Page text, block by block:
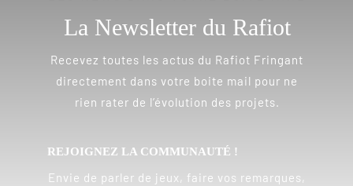
La Newsletter du Rafiot
Recevez toutes les actus du Rafiot Fringant
directement dans votre boite mail pour ne
rien rater de l’évolution des projets.
REJOIGNEZ LA COMMUNAUTÉ !
Envie de parler de jeux, faire vos remarques,